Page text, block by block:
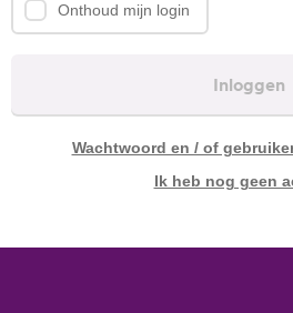
Onthoud mijn login
Inloggen
Wachtwoord en / of
Ik heb nog geen